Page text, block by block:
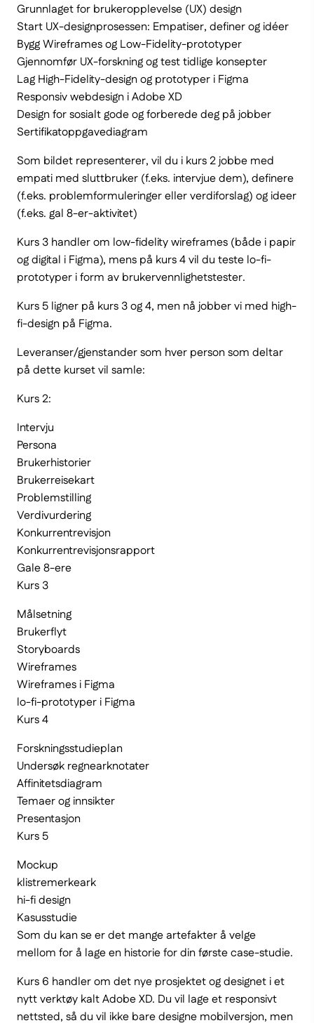
Grunnlaget for brukeropplevelse (UX) design
Start UX-designprosessen: Empatiser, definer og idéer
Bygg Wireframes og Low-Fidelity-prototyper
Gjennomfør UX-forskning og test tidlige konsepter
Lag High-Fidelity-design og prototyper i Figma
Responsiv webdesign i Adobe XD
Design for sosialt gode og forberede deg på jobber
Sertifikatoppgavediagram
Som bildet representerer, vil du i kurs 2 jobbe med
empati med sluttbruker (f.eks. intervjue dem), definere
(f.eks. problemformuleringer eller verdiforslag) og ideer
(f.eks. gal 8-er-aktivitet)
Kurs 3 handler om low-fidelity wireframes (både i papir
og digital i Figma), mens på kurs 4 vil du teste lo-fi-
prototyper i form av brukervennlighetstester.
Kurs 5 ligner på kurs 3 og 4, men nå jobber vi med high-
fi-design på Figma.
Leveranser/gjenstander som hver person som deltar
på dette kurset vil samle:
Kurs 2:
Intervju
Persona
Brukerhistorier
Brukerreisekart
Problemstilling
Verdivurdering
Konkurrentrevisjon
Konkurrentrevisjonsrapport
Gale 8-ere
Kurs 3
Målsetning
Brukerflyt
Storyboards
Wireframes
Wireframes i Figma
lo-fi-prototyper i Figma
Kurs 4
Forskningsstudieplan
Undersøk regnearknotater
Affinitetsdiagram
Temaer og innsikter
Presentasjon
Kurs 5
Mockup
klistremerkeark
hi-fi design
Kasusstudie
Som du kan se er det mange artefakter å velge
mellom for å lage en historie for din første case-studie.
Kurs 6 handler om det nye prosjektet og designet i et
nytt verktøy kalt Adobe XD. Du vil lage et responsivt
nettsted, så du vil ikke bare designe mobilversjon, men